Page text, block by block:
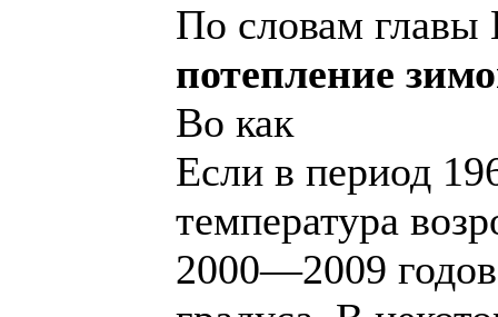
По словам
потепление
Во как
Если в период
температура
2000—2009 годов